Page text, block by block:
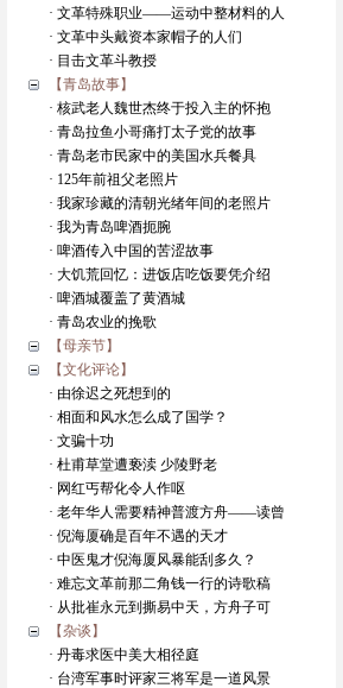
· 文革特殊职业——运动中整材料的人
· 文革中头戴资本家帽子的人们
· 目击文革斗教授
【青岛故事】
· 核武老人魏世杰终于投入主的怀抱
· 青岛拉鱼小哥痛打太子党的故事
· 青岛老市民家中的美国水兵餐具
· 125年前祖父老照片
· 我家珍藏的清朝光绪年间的老照片
· 我为青岛啤酒扼腕
· 啤酒传入中国的苦涩故事
· 大饥荒回忆：进饭店吃饭要凭介绍
· 啤酒城覆盖了黄酒城
· 青岛农业的挽歌
【母亲节】
【文化评论】
· 由徐迟之死想到的
· 相面和风水怎么成了国学？
· 文骗十功
· 杜甫草堂遭亵渎 少陵野老
· 网红丐帮化令人作呕
· 老年华人需要精神普渡方舟——读曾
· 倪海厦确是百年不遇的天才
· 中医鬼才倪海厦风暴能刮多久？
· 难忘文革前那二角钱一行的诗歌稿
· 从批崔永元到撕易中天，方舟子可
【杂谈】
· 丹毒求医中美大相径庭
· 台湾军事时评家三将军是一道风景